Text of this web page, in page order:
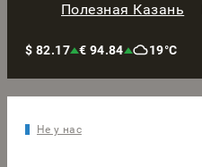
Полезная Казань
$ 82.17 € 94.84 19°C
Не у нас